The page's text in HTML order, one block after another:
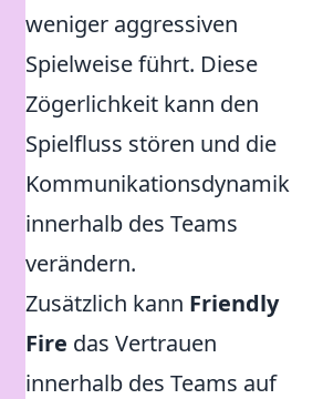
weniger aggressiven
Spielweise führt. Diese
Zögerlichkeit kann den
Spielfluss stören und die
Kommunikationsdynamik
innerhalb des Teams
verändern.
Zusätzlich kann Friendly
Fire das Vertrauen
innerhalb des Teams auf